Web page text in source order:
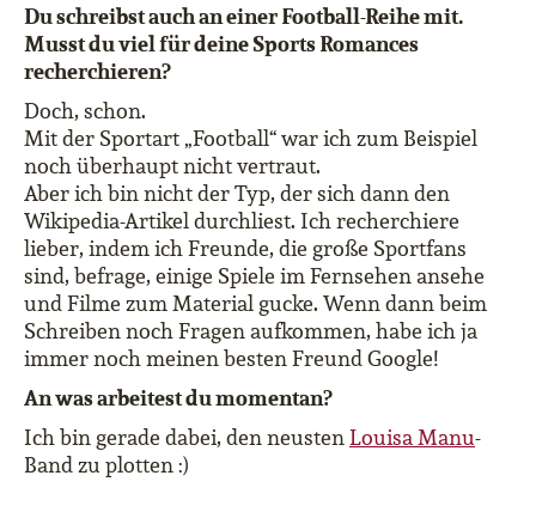
Du schreibst auch an einer Football-Reihe mit.
Musst du viel für deine Sports Romances
recherchieren?
Doch, schon.
Mit der Sportart „Football“ war ich zum Beispiel
noch überhaupt nicht vertraut.
Aber ich bin nicht der Typ, der sich dann den
Wikipedia-Artikel durchliest. Ich recherchiere
lieber, indem ich Freunde, die große Sportfans
sind, befrage, einige Spiele im Fernsehen ansehe
und Filme zum Material gucke. Wenn dann beim
Schreiben noch Fragen aufkommen, habe ich ja
immer noch meinen besten Freund Google!
An was arbeitest du momentan?
Ich bin gerade dabei, den neustenLouisa Manu-
Band zu plotten :)